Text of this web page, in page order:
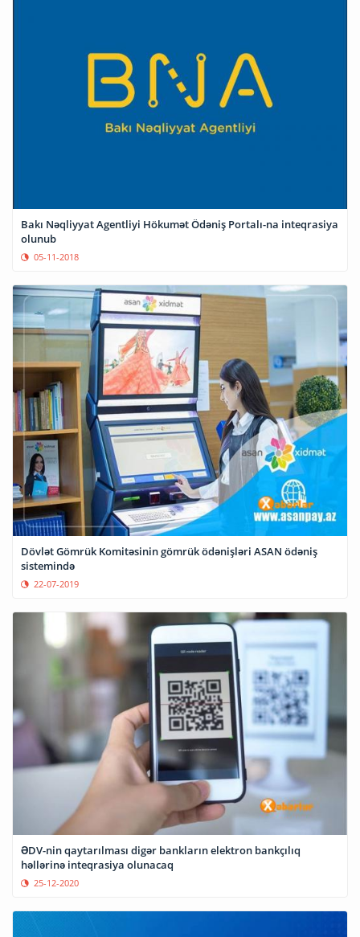
Bakı Nəqliyyat Agentliyi Hökumət Ödəniş Portalı-na inteqrasiya
olunub
05-11-2018
Dövlət Gömrük Komitəsinin gömrük ödənişləri ASAN ödəniş
sistemində
22-07-2019
ƏDV-nin qaytarılması digər bankların elektron bankçılıq
həllərinə inteqrasiya olunacaq
25-12-2020